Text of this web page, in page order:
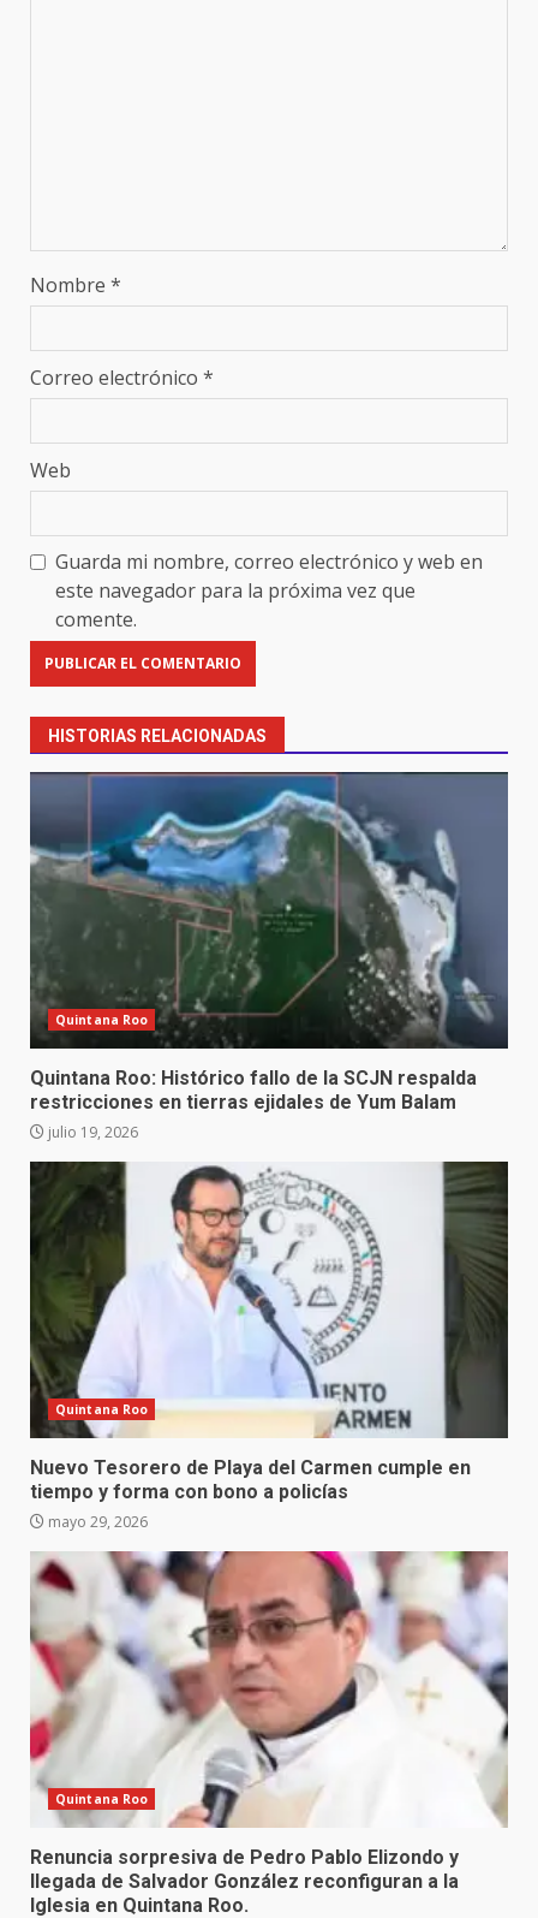
Nombre *
Correo electrónico *
Web
Guarda mi nombre, correo electrónico y web en
este navegador para la próxima vez que
comente.
HISTORIAS RELACIONADAS
Quintana Roo
Quintana Roo: Histórico fallo de la SCJN respalda
restricciones en tierras ejidales de Yum Balam
julio 19, 2026
Quintana Roo
Nuevo Tesorero de Playa del Carmen cumple en
tiempo y forma con bono a policías
mayo 29, 2026
Quintana Roo
Renuncia sorpresiva de Pedro Pablo Elizondo y
llegada de Salvador González reconfiguran a la
Iglesia en Quintana Roo.